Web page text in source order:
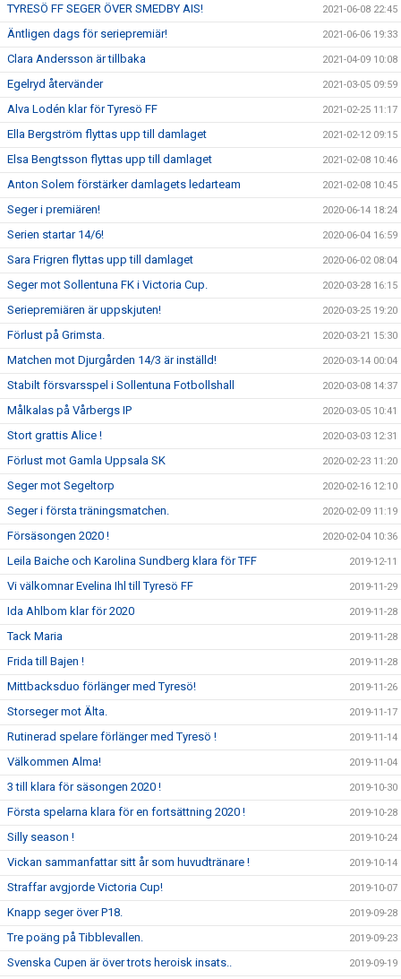
TYRESÖ FF SEGER ÖVER SMEDBY AIS! 2021-06-08 22:45
Äntligen dags för seriepremiär! 2021-06-06 19:33
Clara Andersson är tillbaka 2021-04-09 10:08
Egelryd återvänder 2021-03-05 09:59
Alva Lodén klar för Tyresö FF 2021-02-25 11:17
Ella Bergström flyttas upp till damlaget 2021-02-12 09:15
Elsa Bengtsson flyttas upp till damlaget 2021-02-08 10:46
Anton Solem förstärker damlagets ledarteam 2021-02-08 10:45
Seger i premiären! 2020-06-14 18:24
Serien startar 14/6! 2020-06-04 16:59
Sara Frigren flyttas upp till damlaget 2020-06-02 08:04
Seger mot Sollentuna FK i Victoria Cup. 2020-03-28 16:15
Seriepremiären är uppskjuten! 2020-03-25 19:20
Förlust på Grimsta. 2020-03-21 15:30
Matchen mot Djurgården 14/3 är inställd! 2020-03-14 00:04
Stabilt försvarsspel i Sollentuna Fotbollshall 2020-03-08 14:37
Målkalas på Vårbergs IP 2020-03-05 10:41
Stort grattis Alice ! 2020-03-03 12:31
Förlust mot Gamla Uppsala SK 2020-02-23 11:20
Seger mot Segeltorp 2020-02-16 12:10
Seger i första träningsmatchen. 2020-02-09 11:19
Försäsongen 2020 ! 2020-02-04 10:36
Leila Baiche och Karolina Sundberg klara för TFF 2019-12-11
Vi välkomnar Evelina Ihl till Tyresö FF 2019-11-29
Ida Ahlbom klar för 2020 2019-11-28
Tack Maria 2019-11-28
Frida till Bajen ! 2019-11-28
Mittbacksduo förlänger med Tyresö! 2019-11-26
Storseger mot Älta. 2019-11-17
Rutinerad spelare förlänger med Tyresö ! 2019-11-14
Välkommen Alma! 2019-11-04
3 till klara för säsongen 2020 ! 2019-10-30
Första spelarna klara för en fortsättning 2020 ! 2019-10-28
Silly season ! 2019-10-24
Vickan sammanfattar sitt år som huvudtränare ! 2019-10-14
Straffar avgjorde Victoria Cup! 2019-10-07
Knapp seger över P18. 2019-09-28
Tre poäng på Tibblevallen. 2019-09-23
Svenska Cupen är över trots heroisk insats.. 2019-09-19